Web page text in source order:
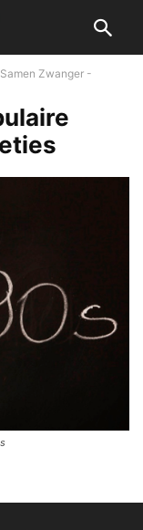
Samen Zwanger -